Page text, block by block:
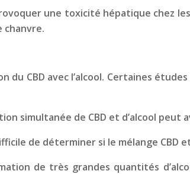
une toxicité hépatique chez
CBD avec l’alcool. Certaines
simultanée de CBD et d’alcool
de déterminer si le mélange
de très grandes quantités